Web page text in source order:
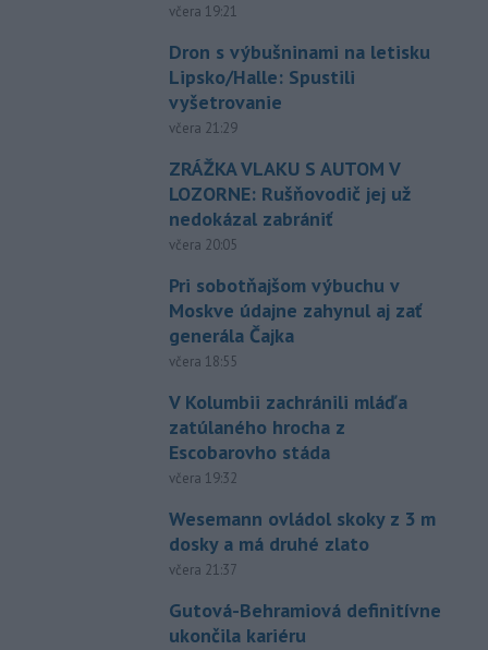
včera 19:21
Dron s výbušninami na letisku
Lipsko/Halle: Spustili
vyšetrovanie
včera 21:29
ZRÁŽKA VLAKU S AUTOM V
LOZORNE: Rušňovodič jej už
nedokázal zabrániť
včera 20:05
Pri sobotňajšom výbuchu v
Moskve údajne zahynul aj zať
generála Čajka
včera 18:55
V Kolumbii zachránili mláďa
zatúlaného hrocha z
Escobarovho stáda
včera 19:32
Wesemann ovládol skoky z 3 m
dosky a má druhé zlato
včera 21:37
Gutová-Behramiová definitívne
ukončila kariéru